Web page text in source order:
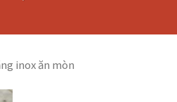
inox ăn mòn